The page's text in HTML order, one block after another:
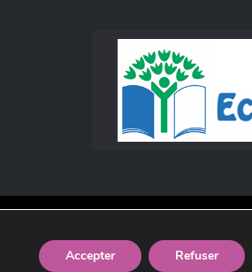
Accepter Refuser